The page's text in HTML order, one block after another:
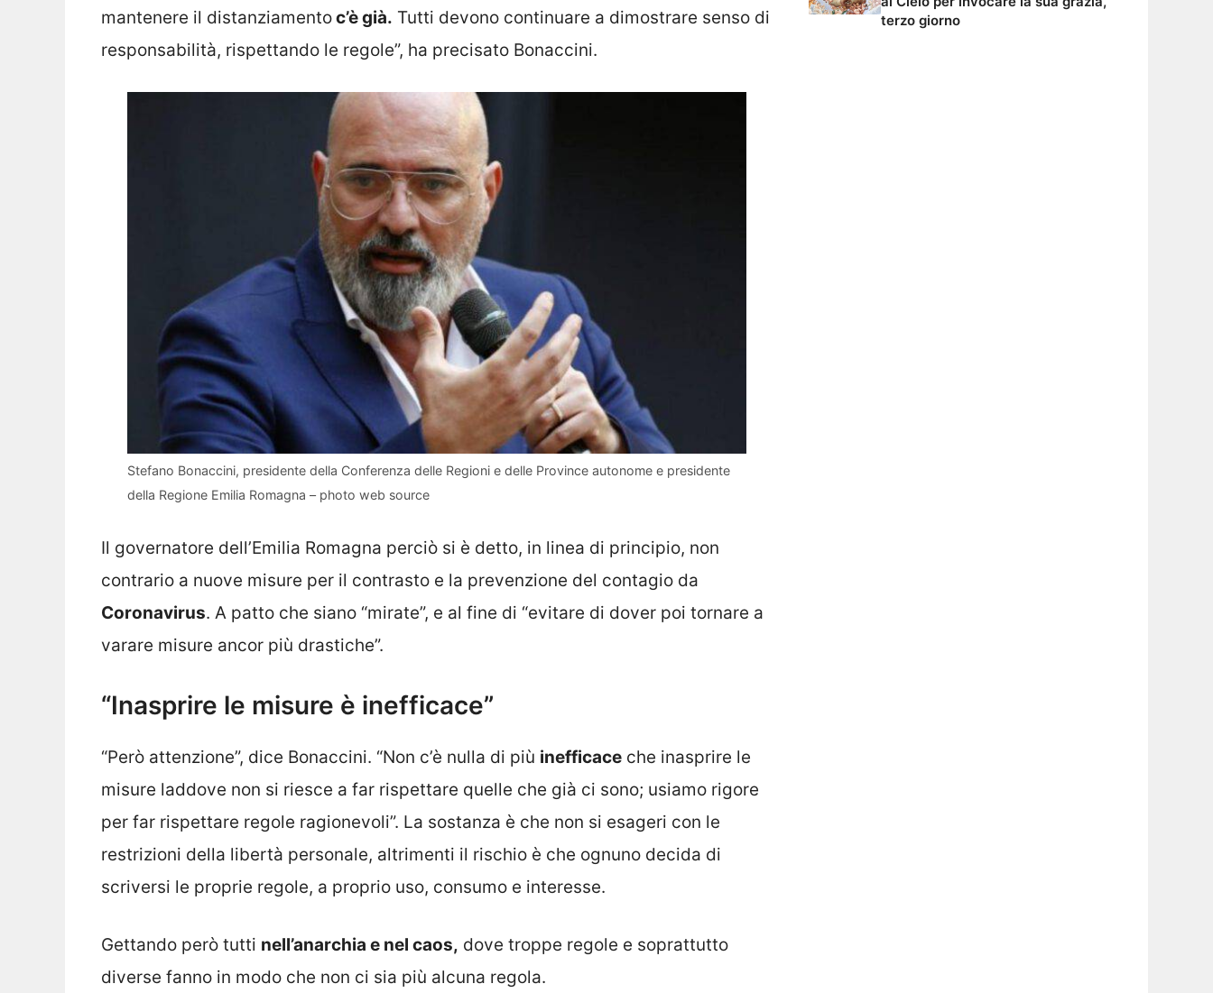
mantenere il distanziamentoc’è già. Tutti devono continuare a dimostrare senso di
responsabilità, rispettando le regole”, ha precisato Bonaccini.
Stefano Bonaccini, presidente della Conferenza delle Regioni e delle Province autonome e presidente
della Regione Emilia Romagna – photo web source
Il governatore dell’Emilia Romagna perciò si è detto, in linea di principio, non
contrario a nuove misure per il contrasto e la prevenzione del contagio da
Coronavirus. A patto che siano “mirate”, e al fine di “evitare di dover poi tornare a
varare misure ancor più drastiche”.
“Inasprire le misure è inefficace”
“Però attenzione”, dice Bonaccini. “Non c’è nulla di più inefficace che inasprire le
misure laddove non si riesce a far rispettare quelle che già ci sono; usiamo rigore
per far rispettare regole ragionevoli”. La sostanza è che non si esageri con le
restrizioni della libertà personale, altrimenti il rischio è che ognuno decida di
scriversi le proprie regole, a proprio uso, consumo e interesse.
Gettando però tutti nell’anarchia e nel caos, dove troppe regole e soprattutto
diverse fanno in modo che non ci sia più alcuna regola.
terzo giorno